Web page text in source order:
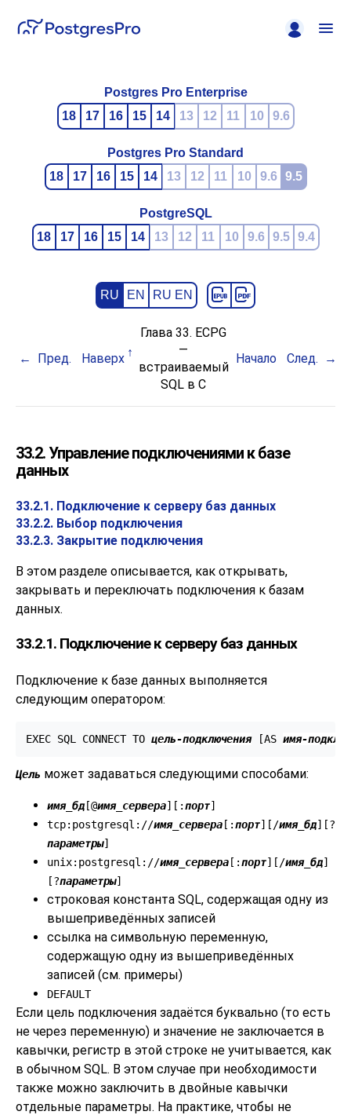
Postgres Pro Enterprise
18
17 16 15 14 13 12 11 10 9.6
Postgres Pro Standard
18
17 16 15 14 13 12 11 10 9.6 9.5
PostgreSQL
18
17 16 15 14 13 12 11 10 9.6 9.5 9.4
RU EN RU EN
Пред. Наверх
Глава 33. ECPG
—
встраиваемый
SQL в C
Начало След.
33.2. Управление подключениями к базе
данных
33.2.1. Подключение к серверу баз данных
33.2.2. Выбор подключения
33.2.3. Закрытие подключения
В этом разделе описывается, как открывать,
закрывать и переключать подключения к базам
данных.
33.2.1. Подключение к серверу баз данных
Подключение к базе данных выполняется
следующим оператором:
EXEC SQL CONNECT TO цель-подключения [AS имя-
Цель может задаваться следующими способами:
имя_бд [@имя_сервера][ :порт]
tcp:postgresql://имя_сервера [ :порт][ /имя_бд][?
параметры]
unix:postgresql://имя_сервера [ :порт][ /имя_бд]
[?параметры]
строковая константа SQL, содержащая одну из
вышеприведённых записей
ссылка на символьную переменную,
содержащую одну из вышеприведённых
записей (см. примеры)
DEFAULT
Если цель подключения задаётся буквально (то есть
не через переменную) и значение не заключается в
кавычки, регистр в этой строке не учитывается, как
в обычном SQL. В этом случае при необходимости
также можно заключить в двойные кавычки
отдельные параметры. На практике, чтобы не